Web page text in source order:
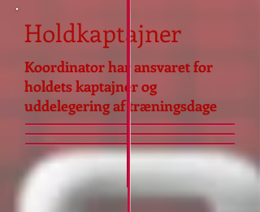
Holdkaptajner
Koordinator har ansvaret for
holdets kaptajner og
uddelegering af træningsdage